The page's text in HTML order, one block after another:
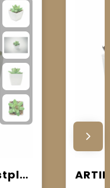
ARTIGRAP - Mini kunstplant